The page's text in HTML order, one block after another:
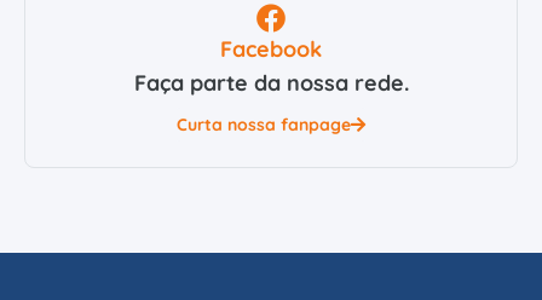
Facebook
Faça parte da nossa rede.
Curta nossa fanpage